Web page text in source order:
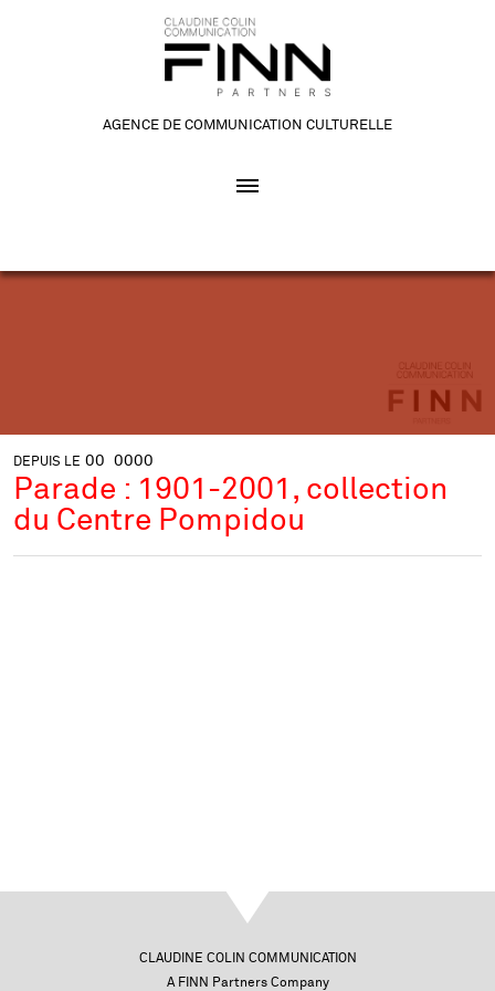
AGENCE DE COMMUNICATION CULTURELLE
DEPUIS LE 00 0000
Parade : 1901-2001, collection
du Centre Pompidou
CLAUDINE COLIN COMMUNICATION
A FINN Partners Company